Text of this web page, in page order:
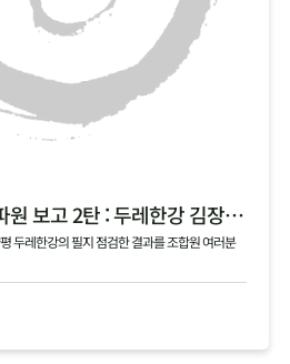
[두레생협 농산팀 특파원 보고 2탄 : 두레한강 김장 채소 필지 점검 현황 공유]
두레한강의 필지 점검한 결과를 조합원 여러분